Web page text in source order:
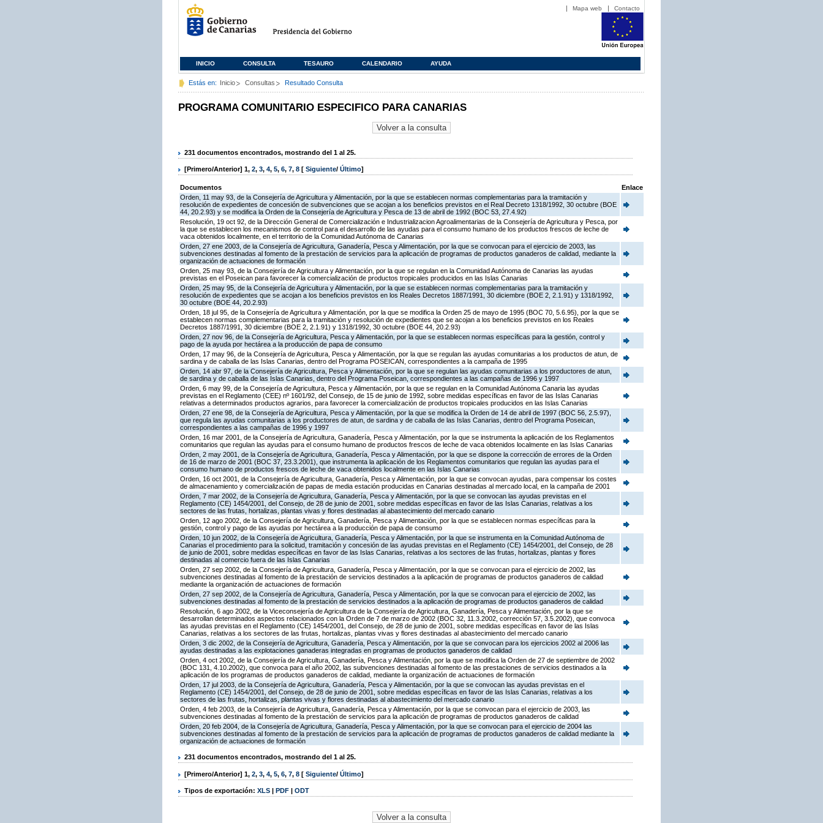
Mapa web Contacto
INICIO CONSULTA TESAURO CALENDARIO AYUDA
Estás en: Inicio Consultas Resultado Consulta
PROGRAMA COMUNITARIO ESPECIFICO PARA CANARIAS
231 documentos encontrados, mostrando del 1 al 25.
[Primero/Anterior] 1, 2, 3, 4, 5, 6, 7, 8 [ Siguiente/ Último]
Documentos
Enlace
Orden, 11 may 93, de la Consejería de Agricultura y Alimentación, por la que se establecen normas complementarias para la tramitación y
resolución de expedientes de concesión de subvenciones que se acojan a los beneficios previstos en el Real Decreto 1318/1992, 30 octubre (BOE
44, 20.2.93) y se modifica la Orden de la Consejería de Agricultura y Pesca de 13 de abril de 1992 (BOC 53, 27.4.92)
Resolución, 19 oct 92, de la Dirección General de Comercialización e Industrializacion Agroalimentarias de la Consejería de Agricultura y Pesca, por
la que se establecen los mecanismos de control para el desarrollo de las ayudas para el consumo humano de los productos frescos de leche de
vaca obtenidos localmente, en el territorio de la Comunidad Autónoma de Canarias
Orden, 27 ene 2003, de la Consejería de Agricultura, Ganadería, Pesca y Alimentación, por la que se convocan para el ejercicio de 2003, las
subvenciones destinadas al fomento de la prestación de servicios para la aplicación de programas de productos ganaderos de calidad, mediante la
organización de actuaciones de formación
Orden, 25 may 93, de la Consejería de Agricultura y Alimentación, por la que se regulan en la Comunidad Autónoma de Canarias las ayudas
previstas en el Poseican para favorecer la comercialización de productos tropicales producidos en las Islas Canarias
Orden, 25 may 95, de la Consejería de Agricultura y Alimentación, por la que se establecen normas complementarias para la tramitación y
resolución de expedientes que se acojan a los beneficios previstos en los Reales Decretos 1887/1991, 30 diciembre (BOE 2, 2.1.91) y 1318/1992,
30 octubre (BOE 44, 20.2.93)
Orden, 18 jul 95, de la Consejería de Agricultura y Alimentación, por la que se modifica la Orden 25 de mayo de 1995 (BOC 70, 5.6.95), por la que se
establecen normas complementarias para la tramitación y resolución de expedientes que se acojan a los beneficios previstos en los Reales
Decretos 1887/1991, 30 diciembre (BOE 2, 2.1.91) y 1318/1992, 30 octubre (BOE 44, 20.2.93)
Orden, 27 nov 96, de la Consejería de Agricultura, Pesca y Alimentación, por la que se establecen normas específicas para la gestión, control y
pago de la ayuda por hectárea a la producción de papa de consumo
Orden, 17 may 96, de la Consejería de Agricultura, Pesca y Alimentación, por la que se regulan las ayudas comunitarias a los productos de atun, de
sardina y de caballa de las Islas Canarias, dentro del Programa POSEICAN, correspondientes a la campaña de 1995
Orden, 14 abr 97, de la Consejería de Agricultura, Pesca y Alimentación, por la que se regulan las ayudas comunitarias a los productores de atun,
de sardina y de caballa de las Islas Canarias, dentro del Programa Poseican, correspondientes a las campañas de 1996 y 1997
Orden, 6 may 99, de la Consejería de Agricultura, Pesca y Alimentación, por la que se regulan en la Comunidad Autónoma Canaria las ayudas
previstas en el Reglamento (CEE) nº 1601/92, del Consejo, de 15 de junio de 1992, sobre medidas específicas en favor de las Islas Canarias
relativas a determinados productos agrarios, para favorecer la comercialización de productos tropicales producidos en las Islas Canarias
Orden, 27 ene 98, de la Consejería de Agricultura, Pesca y Alimentación, por la que se modifica la Orden de 14 de abril de 1997 (BOC 56, 2.5.97),
que regula las ayudas comunitarias a los productores de atun, de sardina y de caballa de las Islas Canarias, dentro del Programa Poseican,
correspondientes a las campañas de 1996 y 1997
Orden, 16 mar 2001, de la Consejería de Agricultura, Ganadería, Pesca y Alimentación, por la que se instrumenta la aplicación de los Reglamentos
comunitarios que regulan las ayudas para el consumo humano de productos frescos de leche de vaca obtenidos localmente en las Islas Canarias
Orden, 2 may 2001, de la Consejería de Agricultura, Ganadería, Pesca y Alimentación, por la que se dispone la corrección de errores de la Orden
de 16 de marzo de 2001 (BOC 37, 23.3.2001), que instrumenta la aplicación de los Reglamentos comunitarios que regulan las ayudas para el
consumo humano de productos frescos de leche de vaca obtenidos localmente en las Islas Canarias
Orden, 16 oct 2001, de la Consejería de Agricultura, Ganadería, Pesca y Alimentación, por la que se convocan ayudas, para compensar los costes
de almacenamiento y comercialización de papas de media estación producidas en Canarias destinadas al mercado local, en la campaña de 2001
Orden, 7 mar 2002, de la Consejería de Agricultura, Ganadería, Pesca y Alimentación, por la que se convocan las ayudas previstas en el
Reglamento (CE) 1454/2001, del Consejo, de 28 de junio de 2001, sobre medidas específicas en favor de las Islas Canarias, relativas a los
sectores de las frutas, hortalizas, plantas vivas y flores destinadas al abastecimiento del mercado canario
Orden, 12 ago 2002, de la Consejería de Agricultura, Ganadería, Pesca y Alimentación, por la que se establecen normas específicas para la
gestión, control y pago de las ayudas por hectárea a la producción de papa de consumo
Orden, 10 jun 2002, de la Consejería de Agricultura, Ganadería, Pesca y Alimentación, por la que se instrumenta en la Comunidad Autónoma de
Canarias el procedimiento para la solicitud, tramitación y concesión de las ayudas previstas en el Reglamento (CE) 1454/2001, del Consejo, de 28
de junio de 2001, sobre medidas específicas en favor de las Islas Canarias, relativas a los sectores de las frutas, hortalizas, plantas y flores
destinadas al comercio fuera de las Islas Canarias
Orden, 27 sep 2002, de la Consejería de Agricultura, Ganadería, Pesca y Alimentación, por la que se convocan para el ejercicio de 2002, las
subvenciones destinadas al fomento de la prestación de servicios destinados a la aplicación de programas de productos ganaderos de calidad
mediante la organización de actuaciones de formación
Orden, 27 sep 2002, de la Consejería de Agricultura, Ganadería, Pesca y Alimentación, por la que se convocan para el ejercicio de 2002, las
subvenciones destinadas al fomento de la prestación de servicios destinados a la aplicación de programas de productos ganaderos de calidad
Resolución, 6 ago 2002, de la Viceconsejería de Agricultura de la Consejería de Agricultura, Ganadería, Pesca y Alimentación, por la que se
desarrollan determinados aspectos relacionados con la Orden de 7 de marzo de 2002 (BOC 32, 11.3.2002, corrección 57, 3.5.2002), que convoca
las ayudas previstas en el Reglamento (CE) 1454/2001, del Consejo, de 28 de junio de 2001, sobre medidas específicas en favor de las Islas
Canarias, relativas a los sectores de las frutas, hortalizas, plantas vivas y flores destinadas al abastecimiento del mercado canario
Orden, 3 dic 2002, de la Consejería de Agricultura, Ganadería, Pesca y Alimentación, por la que se convocan para los ejercicios 2002 al 2006 las
ayudas destinadas a las explotaciones ganaderas integradas en programas de productos ganaderos de calidad
Orden, 4 oct 2002, de la Consejería de Agricultura, Ganadería, Pesca y Alimentación, por la que se modifica la Orden de 27 de septiembre de 2002
(BOC 131, 4.10.2002), que convoca para el año 2002, las subvenciones destinadas al fomento de las prestaciones de servicios destinados a la
aplicación de los programas de productos ganaderos de calidad, mediante la organización de actuaciones de formación
Orden, 17 jul 2003, de la Consejería de Agricultura, Ganadería, Pesca y Alimentación, por la que se convocan las ayudas previstas en el
Reglamento (CE) 1454/2001, del Consejo, de 28 de junio de 2001, sobre medidas específicas en favor de las Islas Canarias, relativas a los
sectores de las frutas, hortalizas, plantas vivas y flores destinadas al abastecimiento del mercado canario
Orden, 4 feb 2003, de la Consejería de Agricultura, Ganadería, Pesca y Alimentación, por la que se convocan para el ejercicio de 2003, las
subvenciones destinadas al fomento de la prestación de servicios para la aplicación de programas de productos ganaderos de calidad
Orden, 20 feb 2004, de la Consejería de Agricultura, Ganadería, Pesca y Alimentación, por la que se convocan para el ejercicio de 2004 las
subvenciones destinadas al fomento de la prestación de servicios para la aplicación de programas de productos ganaderos de calidad mediante la
organización de actuaciones de formación
231 documentos encontrados, mostrando del 1 al 25.
[Primero/Anterior] 1, 2, 3, 4, 5, 6, 7, 8 [ Siguiente/ Último]
Tipos de exportación: XLS | PDF | ODT